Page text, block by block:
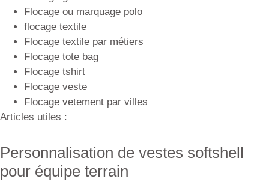
Flocage ou marquage polo
flocage textile
Flocage textile par métiers
Flocage tote bag
Flocage tshirt
Flocage veste
Flocage vetement par villes
Articles utiles :
Personnalisation de vestes softshell
pour équipe terrain